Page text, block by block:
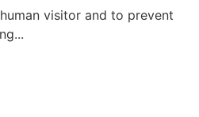
visitor and to prevent